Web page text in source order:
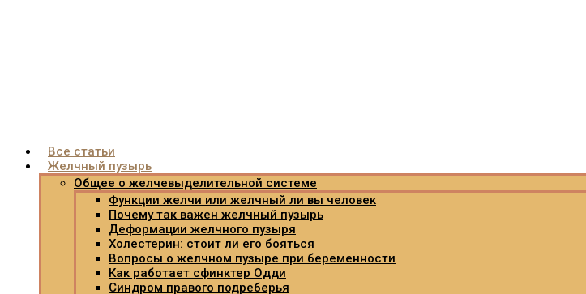
Все статьи
Желчный пузырь
Общее о желчевыделительной системе
Функции желчи или желчный ли вы человек
Почему так важен желчный пузырь
Деформации желчного пузыря
Холестерин: стоит ли его бояться
Вопросы о желчном пузыре при беременности
Как работает сфинктер Одди
Синдром правого подреберья